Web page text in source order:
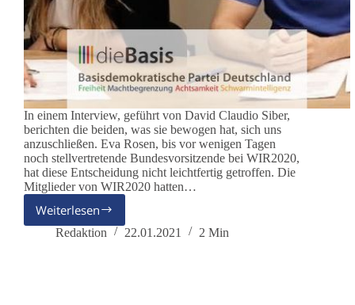
In einem Interview, geführt von David Claudio Siber,
berichten die beiden, was sie bewogen hat, sich uns
anzuschließen. Eva Rosen, bis vor wenigen Tagen
noch stellvertretende Bundesvorsitzende bei WIR2020,
hat diese Entscheidung nicht leichtfertig getroffen. Die
Mitglieder von WIR2020 hatten…
Weiterlesen
Wir
begrüßen
Redaktion 22.01.2021 2 Min